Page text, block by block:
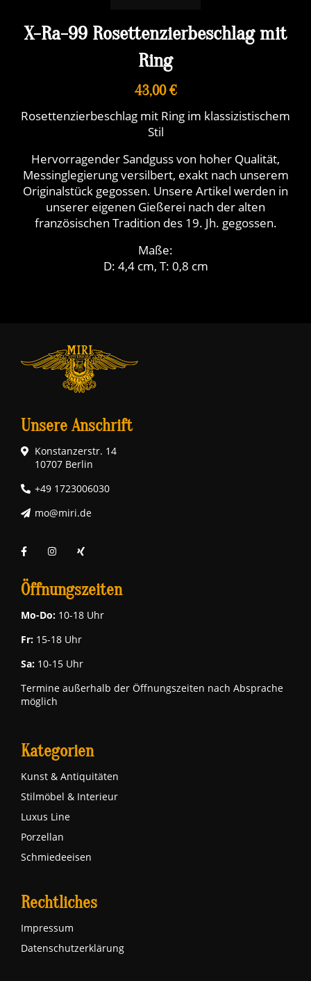
X-Ra-99 Rosettenzierbeschlag mit
Ring
43,00 €
Rosettenzierbeschlag mit Ring im klassizistischem
Stil
Hervorragender Sandguss von hoher Qualität,
Messinglegierung versilbert, exakt nach unserem
Originalstück gegossen. Unsere Artikel werden in
unserer eigenen Gießerei nach der alten
französischen Tradition des 19. Jh. gegossen.
Maße:
D: 4,4 cm, T: 0,8 cm
Unsere Anschrift
Konstanzerstr. 14
10707 Berlin
+49 1723006030
mo@miri.de
Öffnungszeiten
Mo-Do: 10-18 Uhr
Fr: 15-18 Uhr
Sa: 10-15 Uhr
Termine außerhalb der Öffnungszeiten nach Absprache
möglich
Kategorien
Kunst & Antiquitäten
Stilmöbel & Interieur
Luxus Line
Porzellan
Schmiedeeisen
Rechtliches
Impressum
Datenschutzerklärung